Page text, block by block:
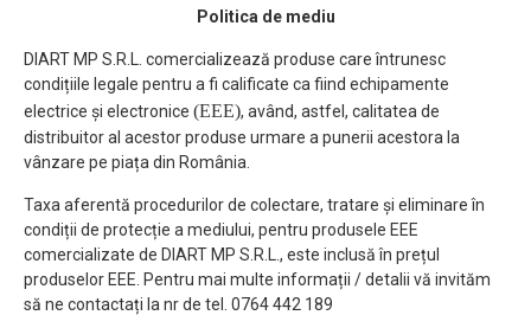
Politica de mediu
DIART MP S.R.L. comercializează produse care întrunesc
condițiile legale pentru a fi calificate ca fiind echipamente
electrice și electronice (EEE), având, astfel, calitatea de
distribuitor al acestor produse urmare a punerii acestora la
vânzare pe piața din România.
Taxa aferentă procedurilor de colectare, tratare și eliminare în
condiții de protecție a mediului, pentru produsele EEE
comercializate de DIART MP S.R.L., este inclusă în prețul
produselor EEE. Pentru mai multe informații / detalii vă invităm
să ne contactați la nr de tel. 0764 442 189